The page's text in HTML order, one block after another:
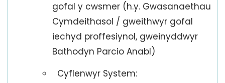
gofal y cwsmer (h.y. Gwasanaethau
Cymdeithasol / gweithwyr gofal
iechyd proffesiynol, gweinyddwyr
Bathodyn Parcio Anabl)
Cyflenwyr System: